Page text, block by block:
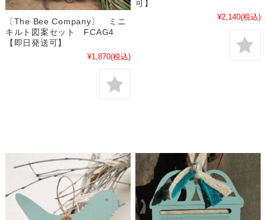
〔The Bee Company〕 ミニ
キルト図案セット FCAG4
【即日発送可】
¥1,870(税込)
可】
¥2,140(税込)